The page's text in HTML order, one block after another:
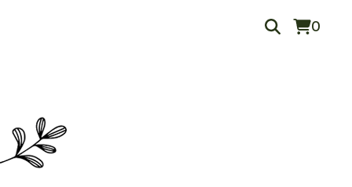
0